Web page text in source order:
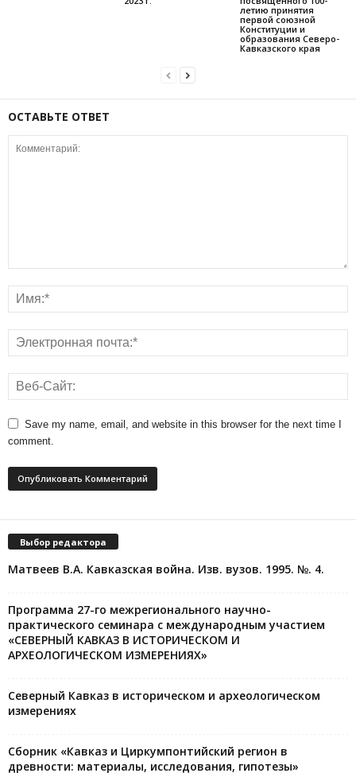
летию принятия
первой союзной
Конституции и
образования Северо-
Кавказского края
ОСТАВЬТЕ ОТВЕТ
Save my name, email, and website in this browser for the next time I
comment.
Выбор редактора
Матвеев В.А. Кавказская война. Изв. вузов. 1995. №. 4.
Программа 27-го межрегионального научно-
практического семинара с международным участием
«СЕВЕРНЫЙ КАВКАЗ В ИСТОРИЧЕСКОМ И
АРХЕОЛОГИЧЕСКОМ ИЗМЕРЕНИЯХ»
Северный Кавказ в историческом и археологическом
измерениях
Сборник «Кавказ и Циркумпонтийский регион в
древности: материалы, исследования, гипотезы»